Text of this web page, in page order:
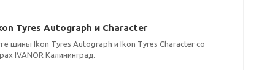
Tyres Autograph и Character
шины Ikon Tyres Autograph и Ikon Tyres Character со
IVANOR Калининград.